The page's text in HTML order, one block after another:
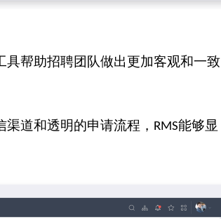
帮助招聘团队做出更加客观和一致
道和透明的申请流程， RMS能够显